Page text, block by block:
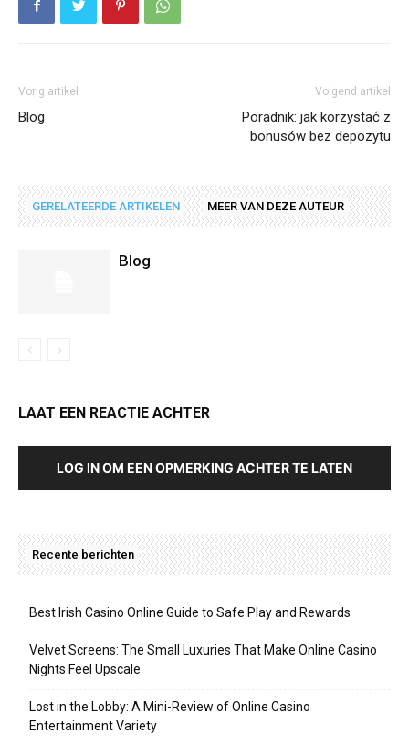
Vorig artikel
Blog
Volgend artikel
Poradnik: jak korzystać z
bonusów bez depozytu
GERELATEERDE ARTIKELEN MEER VAN DEZE AUTEUR
Blog
LAAT EEN REACTIE ACHTER
LOG IN OM EEN OPMERKING ACHTER TE LATEN
Recente berichten
Best Irish Casino Online Guide to Safe Play and Rewards
Velvet Screens: The Small Luxuries That Make Online Casino
Nights Feel Upscale
Lost in the Lobby: A Mini-Review of Online Casino
Entertainment Variety